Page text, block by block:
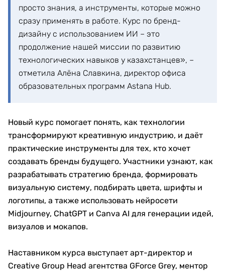
просто знания, а инструменты, которые можно
сразу применять в работе. Курс по бренд-
дизайну с использованием ИИ – это
продолжение нашей миссии по развитию
технологических навыков у казахстанцев», –
отметила Алёна Славкина, директор офиса
образовательных программ Astana Hub.
Новый курс помогает понять, как технологии
трансформируют креативную индустрию, и даёт
практические инструменты для тех, кто хочет
создавать бренды будущего. Участники узнают, как
разрабатывать стратегию бренда, формировать
визуальную систему, подбирать цвета, шрифты и
логотипы, а также использовать нейросети
Midjourney, ChatGPT и Canva AI для генерации идей,
визуалов и мокапов.
Наставником курса выступает арт-директор и
Creative Group Head агентства GForce Grey, ментор